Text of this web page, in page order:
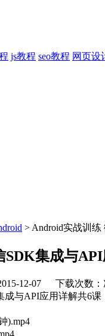
js教程 seo教程 网页设
> Android实战训
集成与
12-07 下载次数：
成与API应用详解共6
).mp4